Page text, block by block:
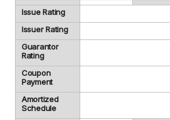
Issue Rating
Issuer Rating
Guarantor
Rating
Coupon
Payment
Amortized
Schedule